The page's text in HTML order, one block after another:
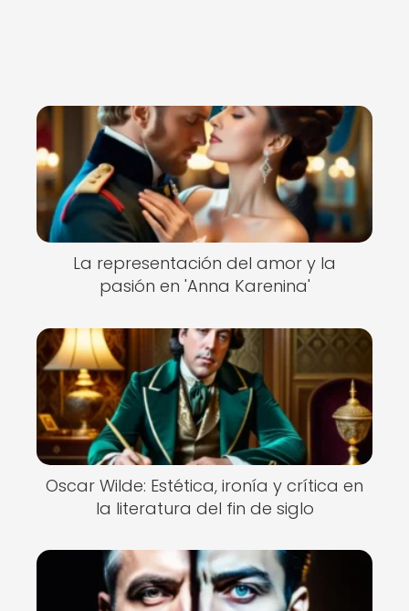
La representación del amor y la
pasión en 'Anna Karenina'
Oscar Wilde: Estética, ironía y crítica en
la literatura del fin de siglo